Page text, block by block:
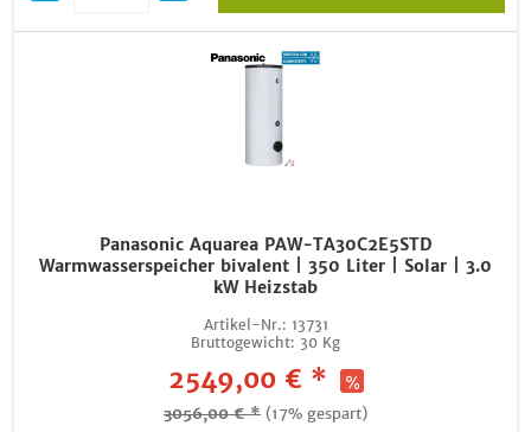
Panasonic Aquarea PAW-TA30C2E5STD
Warmwasserspeicher bivalent | 350 Liter | Solar | 3.0
kW Heizstab
Artikel-Nr.: 13731
Bruttogewicht: 30 Kg
2549,00 € *
3056,00 € * (17% gespart)